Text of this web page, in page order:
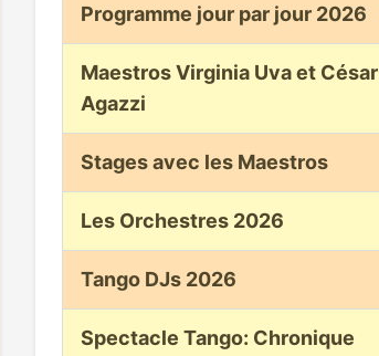
Programme jour par jour 2026
Maestros Virginia Uva et César
Agazzi
Stages avec les Maestros
Les Orchestres 2026
Tango DJs 2026
Spectacle Tango: Chronique